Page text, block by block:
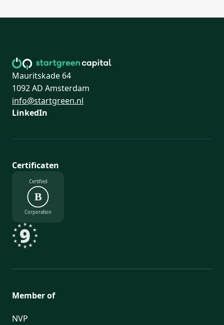
Mauritskade 64
1092 AD Amsterdam
info@startgreen.nl
LinkedIn
Certificaten
Certified
B
Corporation
Member of
NVP